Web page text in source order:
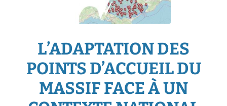
L’ADAPTATION DES
POINTS D’ACCUEIL DU
MASSIF FACE À UN